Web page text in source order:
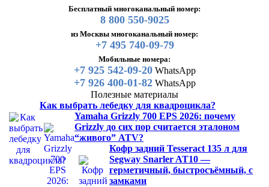
Бесплатный многоканальный номер:
8 800 550-9025
из Москвы многоканальный номер:
+7 495 740-09-79
Мобильные номера:
+7 925 542-09-20WhatsApp
+7 926 400-01-82WhatsApp
Полезные материалы
Как выбрать лебедку для квадроцикла?
Yamaha Grizzly 700 EPS 2026: почему
Grizzly до сих пор считается эталоном
“живого” ATV?
Кофр задний Tesseract 135 л для
Segway Snarler AT10 —
герметичный, быстросъёмный, с
замками